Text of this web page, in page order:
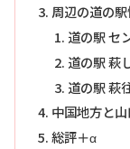
周辺の道の
道の駅 セ
道の駅 萩
道の駅 萩
中国地方と
総評＋α